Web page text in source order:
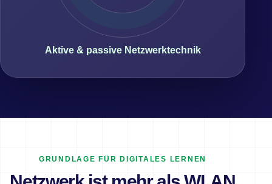
Aktive & passive Netzwerktechnik
GRUNDLAGE FÜR DIGITALES LERNEN